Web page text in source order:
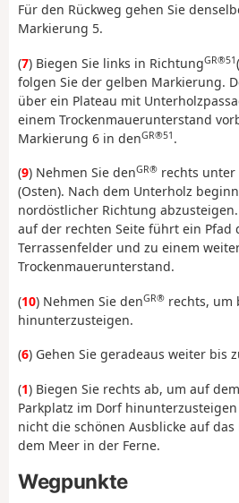
Für den Rückweg gehen Sie
Markierung 5.
(7) Biegen Sie links in RichtungGR®51
folgen Sie der gelben Markierung.
über ein Plateau mit
einem Trockenmauerunterstand
Markierung 6 in denGR®51 .
(9) Nehmen Sie denGR® rechts unter
(Osten). Nach dem Unterholz
nordöstlicher Richtung
auf der rechten Seite führt ein Pfad
Terrassenfelder und zu einem
Trockenmauerunterstand.
(10) Nehmen Sie denGR® rechts, um
hinunterzusteigen.
(6) Gehen Sie geradeaus weiter bis
(1) Biegen Sie rechts ab, um auf
Parkplatz im Dorf hinunterzusteigen
nicht die schönen Ausblicke auf
dem Meer in der Ferne.
Wegpunkte